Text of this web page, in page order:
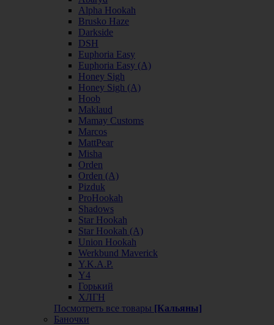
Alpha Hookah
Brusko Haze
Darkside
DSH
Euphoria Easy
Euphoria Easy (А)
Honey Sigh
Honey Sigh (А)
Hoob
Maklaud
Mamay Customs
Marcos
MattPear
Misha
Orden
Orden (А)
Pizduk
ProHookah
Shadows
Star Hookah
Star Hookah (А)
Union Hookah
Werkbund Maverick
Y.K.A.P.
Y4
Горький
ХЛГН
Посмотреть все товары [Кальяны]
Баночки